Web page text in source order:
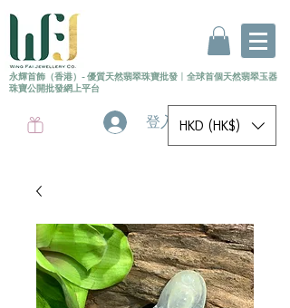
永輝首飾（香港）- 優質天然翡翠珠寶批發 〡 全球首個天然翡翠玉器
珠寶公開批發網上平台
登入 HKD (HK$)